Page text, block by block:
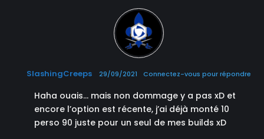
SlashingCreeps 29/09/2021 Connectez-vous pour répondre
Haha ouais… mais non dommage y a pas xD et
encore l’option est récente, j’ai déjà monté 10
perso 90 juste pour un seul de mes builds xD